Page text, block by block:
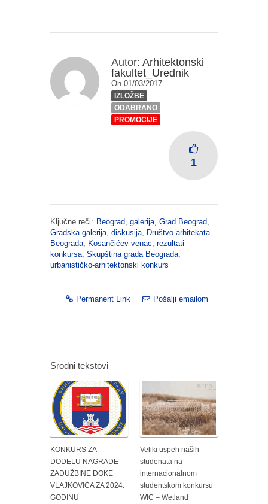
Autor: Arhitektonski
fakultet_Urednik
On 01/03/2017
IZLOŽBE
ODABRANO
PROMOCIJE
1
Ključne reči: Beograd galerija Grad Beograd
Gradska galerija diskusija Društvo arhitekata
Beograda Kosančićev venac rezultati
konkursa Skupština grada Beograda
urbanističko-arhitektonski konkurs
Permanent Link Pošalji emailom
Srodni tekstovi
KONKURS ZA
DODELU NAGRADE
ZADUŽBINE ĐOKE
VLAJKOVIĆA ZA 2024.
GODINU
Veliki uspeh naših
studenata na
internacionalnom
studentskom konkursu
WIC – Wetland